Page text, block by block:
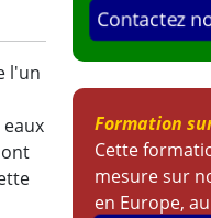
l'un
Contactez
Formation
Cette
mesure sur
en Europe,